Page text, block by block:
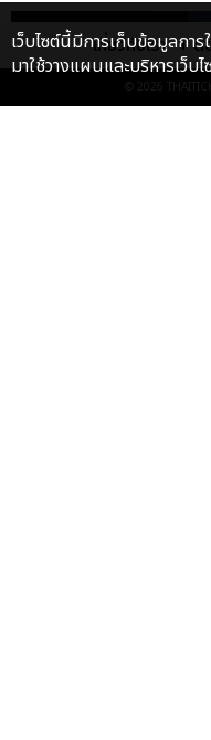
เกี่ยวกับเรา ติ
© 2026
เว็บไซต์นี้มีการเก็บข้อมูลกา
มาใช้วางแผนและบริหารเว็บ